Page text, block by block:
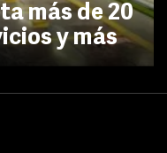
más de 20
y más